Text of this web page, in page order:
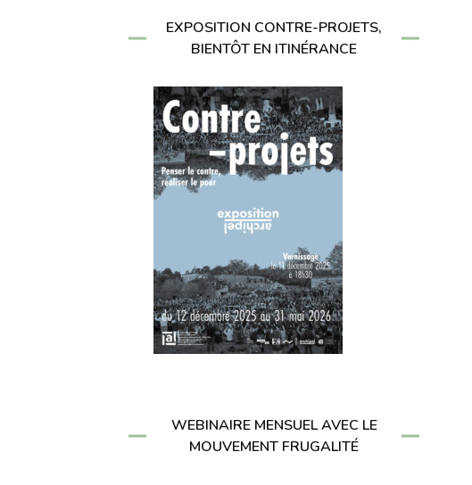
EXPOSITION CONTRE-PROJETS,
BIENTÔT EN ITINÉRANCE
WEBINAIRE MENSUEL AVEC LE
MOUVEMENT FRUGALITÉ